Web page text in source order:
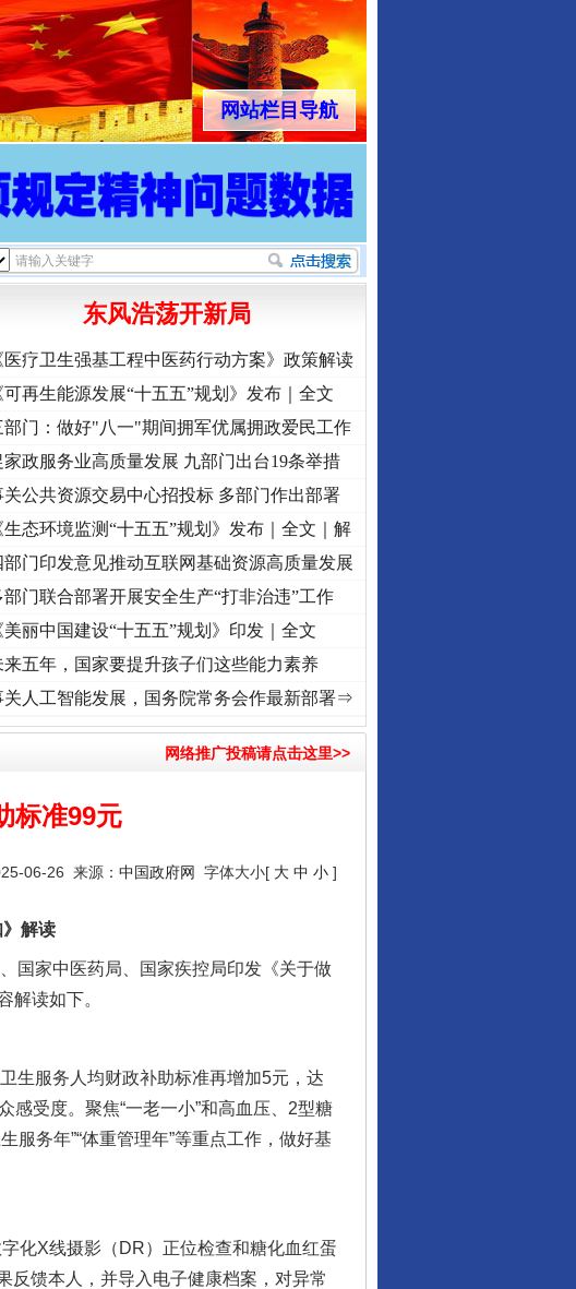
网站栏目导航
频]牢记初心使命 奋进复兴征程丨“转折之城”激荡..·[视频]
东风浩荡开新局
医疗卫生强基工程中医药行动方案》政策解读
可再生能源发展“十五五”规划》发布｜全文
部门：做好"八一"期间拥军优属拥政爱民工作
家政服务业高质量发展 九部门出台19条举措
关公共资源交易中心招投标 多部门作出部署
生态环境监测“十五五”规划》发布｜全文｜解
部门印发意见推动互联网基础资源高质量发展
部门联合部署开展安全生产“打非治违”工作
美丽中国建设“十五五”规划》印发｜全文
来五年，国家要提升孩子们这些能力素养
关人工智能发展，国务院常务会作最新部署⇒
网络推广投稿请点击这里>>
标准99元
06-26 来源： 中国政府网 字体大小[ 大 中 小 ]
解读
家中医药局、国家疾控局印发《关于做
解读如下。
服务人均财政补助标准再增加5元，达
受度。聚焦“一老一小”和高血压、2型糖
服务年”“体重管理年”等重点工作，做好基
化X线摄影（DR）正位检查和糖化血红蛋
反馈本人，并导入电子健康档案，对异常